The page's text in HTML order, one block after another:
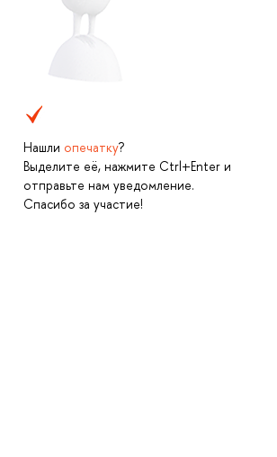
Нашли опечатку?
Выделите её, нажмите Ctrl+Enter и
отправьте нам уведомление.
Спасибо за участие!